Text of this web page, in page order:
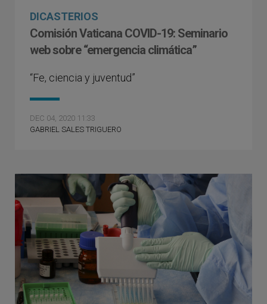
DICASTERIOS
Comisión Vaticana COVID-19: Seminario
web sobre “emergencia climática”
“Fe, ciencia y juventud”
DEC 04, 2020 11:33
GABRIEL SALES TRIGUERO